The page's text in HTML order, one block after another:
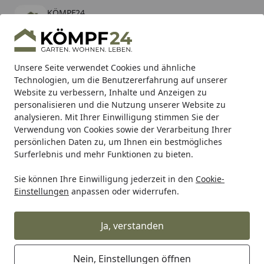
Unsere Seite verwendet Cookies und ähnliche
Technologien, um die Benutzererfahrung auf unserer
Website zu verbessern, Inhalte und Anzeigen zu
personalisieren und die Nutzung unserer Website zu
analysieren. Mit Ihrer Einwilligung stimmen Sie der
Verwendung von Cookies sowie der Verarbeitung Ihrer
persönlichen Daten zu, um Ihnen ein bestmögliches
Surferlebnis und mehr Funktionen zu bieten.
Sie können Ihre Einwilligung jederzeit in den Cookie-
Einstellungen anpassen oder widerrufen.
Ja, verstanden
Nein, Einstellungen öffnen
KÖMPF24
kostenlos - Im App Store
Hotline
Alle Produkte
Mein Konto
Suchen
Karibu Pools inkl. gratis Sandfilteranlage & Pool-
Starterset (Gesamtwert bis 468,99€)
Startseite
Alles für den Garten Gartenhaus Zubehör für
Weka Sitztruhe/Sitzbank für
Gartenhaus Killarney